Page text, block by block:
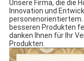
Unsere Firma, die die
Innovation und
personenorientiertem.
besseren Produkten
danken Ihnen für Ihr
Produkten.